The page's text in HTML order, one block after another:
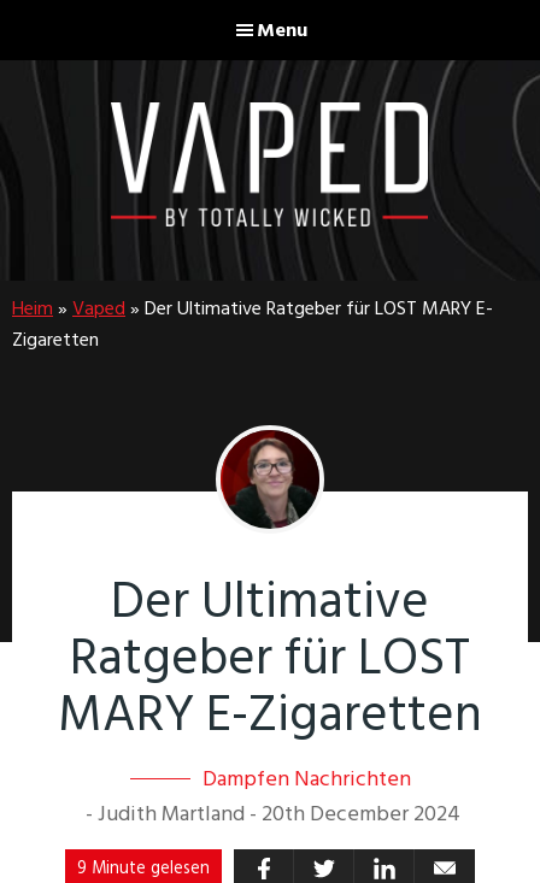
to
main
content
to
footer
Menu
Wicked
Heim » Vaped » Der Ultimative Ratgeber für LOST MARY E-
Zigaretten
Der Ultimative
Ratgeber für LOST
MARY E-Zigaretten
Dampfen Nachrichten
- Judith Martland - 20th December 2024
9 Minute gelesen